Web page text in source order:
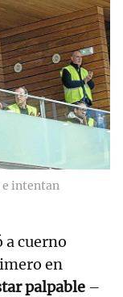
e intentan
a cuerno
en
palpable –